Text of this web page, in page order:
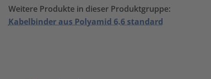
Weitere Produkte in dieser Produktgruppe:
Kabelbinder aus Polyamid 6.6 standard